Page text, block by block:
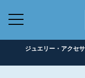
ジュエリー・アクセ